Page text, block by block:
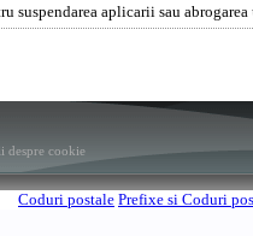
suspendarea aplicarii sau
despre cookie
Coduri postale Prefixe si Coduri